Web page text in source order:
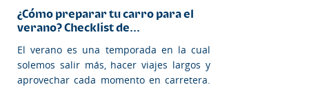
¿Cómo preparar tu carro para el
verano? Checklist de...
El verano es una temporada en la cual
solemos salir más, hacer viajes largos y
aprovechar cada momento en carretera.